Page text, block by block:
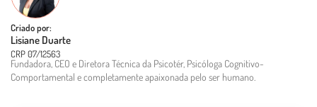
Criado por:
Lisiane Duarte
CRP 07/12563
Fundadora, CEO e Diretora Técnica da Psicotér, Psicóloga Cognitivo-
Comportamental e completamente apaixonada pelo ser humano.